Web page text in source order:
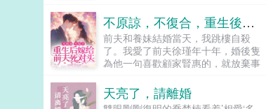
不原諒，不復合，重生後嫁給前夫死對頭
前夫和養妹結婚當天，我跳樓自殺
了。我愛了前夫徐瑾年十年，婚後隻
為他一句喜歡顧家賢惠的，就放棄事
體弱卻努力工作的白蓮花養妹，說認
真工作的女人最美。可他忘了，我結
天亮了，請離婚